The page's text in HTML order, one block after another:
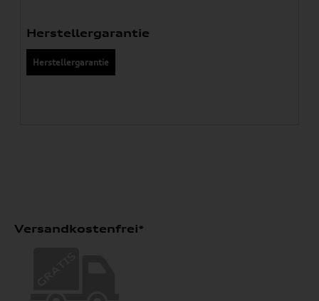
Herstellergarantie
Herstellergarantie
Versandkostenfrei*